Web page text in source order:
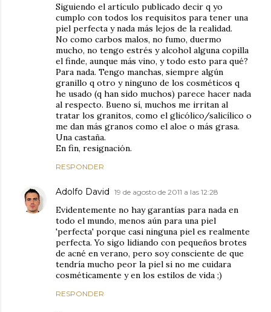
Siguiendo el artículo publicado decir q yo
cumplo con todos los requisitos para tener una
piel perfecta y nada más lejos de la realidad.
No como carbos malos, no fumo, duermo
mucho, no tengo estrés y alcohol alguna copilla
el finde, aunque más vino, y todo esto para qué?
Para nada. Tengo manchas, siempre algún
granillo q otro y ninguno de los cosméticos q
he usado (q han sido muchos) parece hacer nada
al respecto. Bueno sí, muchos me irritan al
tratar los granitos, como el glicólico/salicílico o
me dan más granos como el aloe o más grasa.
Una castaña.
En fin, resignación.
RESPONDER
Adolfo David 19 de agosto de 2011 a las 12:28
Evidentemente no hay garantías para nada en
todo el mundo, menos aún para una piel
'perfecta' porque casi ninguna piel es realmente
perfecta. Yo sigo lidiando con pequeños brotes
de acné en verano, pero soy consciente de que
tendría mucho peor la piel si no me cuidara
cosméticamente y en los estilos de vida ;)
RESPONDER